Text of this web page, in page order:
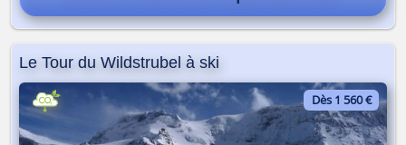
Le Tour du Wildstrubel à ski
Dès 1 560 €